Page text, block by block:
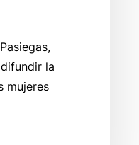
la
mujeres